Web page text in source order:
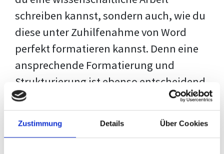
Zustimmung Details Über Cookies
schreiben kannst, sondern auch, wie du
diese unter Zuhilfenahme von Word
perfekt formatieren kannst. Denn eine
ansprechende Formatierung und
Strukturierung ist ebenso entscheidend
wie der Inhalt selbst. Jeder Prüfer hat
eigene Erwartungen, und unsere
Schulung ist so konzipiert, dass sie dir